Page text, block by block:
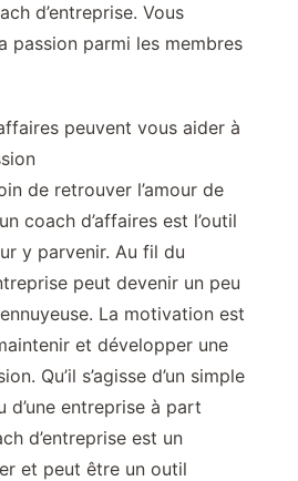
d’entreprise. Vous
passion parmi les membres
peuvent vous aider à
de retrouver l’amour de
coach d’affaires est l’outil
y parvenir. Au fil du
peut devenir un peu
La motivation est
et développer une
Qu’il s’agisse d’un simple
d’une entreprise à part
d’entreprise est un
et peut être un outil